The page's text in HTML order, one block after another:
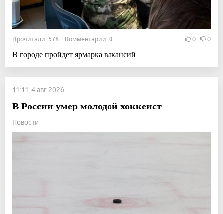
Прочитали: 578 Комментарии: 0 0 0
В городе пройдет ярмарка вакансий
11:11, 4 авг 2026
В России умер молодой хоккеист
Новости